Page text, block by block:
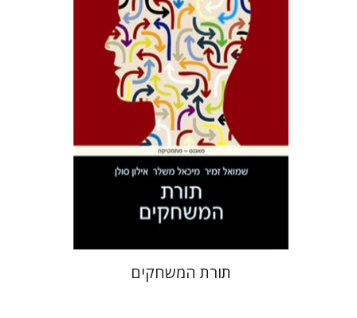
תורת המשחקים